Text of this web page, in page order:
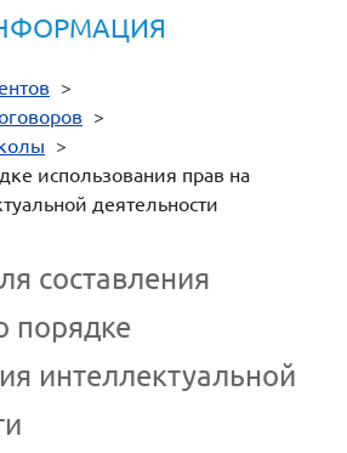
>
>
>
использования прав на
деятельности
составления
порядке
интеллектуальной